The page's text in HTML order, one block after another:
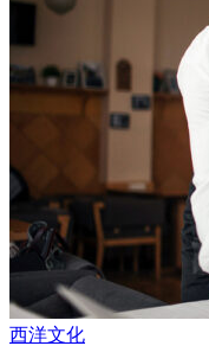
西洋文化